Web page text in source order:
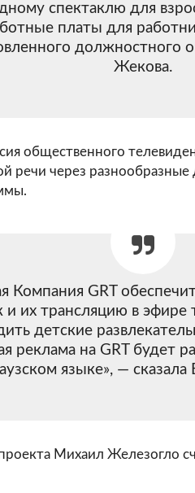
спектаклю для
платы для
должностного
Жекова.
общественного
речи через
Компания GRT
и их трансляцию в
детские
реклама на GRT будет
языке», —
Михаил Железогло